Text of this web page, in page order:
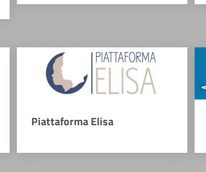
Piattaforma Elisa